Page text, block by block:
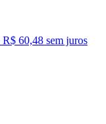
R$ 60,48 sem juros